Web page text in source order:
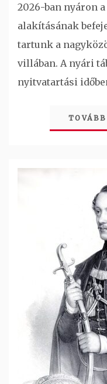
2026-ban nyáron
alakításának
tartunk a
villában. A nyári
nyitvatartási